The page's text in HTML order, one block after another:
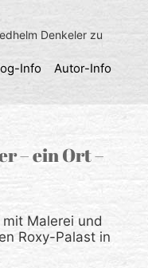
Denkeler zu
Info
Autor-Info
– ein Ort –
Malerei und
Roxy-Palast in